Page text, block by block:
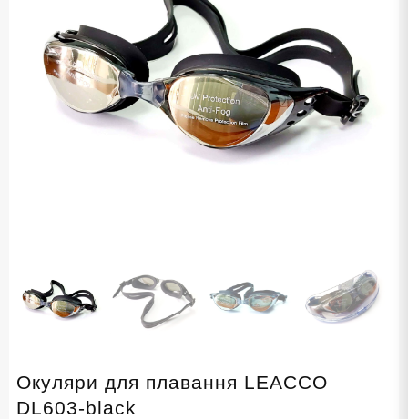
Окуляри для плавання LEACCO
DL603-black